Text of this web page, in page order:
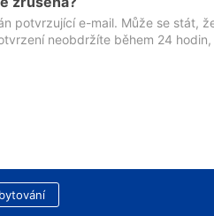
potvrzující e-mail. Může se stát,
neobdržíte během 24